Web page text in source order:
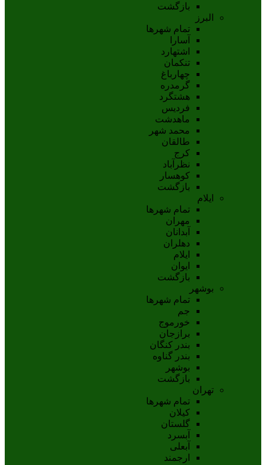
بازگشت
البرز
تمام شهر‌ها
آسارا
اشتهارد
تنکمان
چهارباغ
گرمدره
هشتگرد
فردیس
ماهدشت
محمد شهر
طالقان
کرج
نظرآباد
کوهسار
بازگشت
ایلام
تمام شهر‌ها
مهران
آبدانان
دهلران
ايلام
ايوان
بازگشت
بوشهر
تمام شهر‌ها
جم
خورموج
برازجان
بندر کنگان
بندر گناوه
بوشهر
بازگشت
تهران
تمام شهر‌ها
کیلان
گلستان
آبسرد
آبعلی
ارجمند